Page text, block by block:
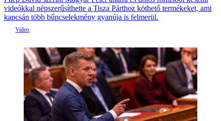
videókkal népszerűsíthette a Tisza Párthoz köthető termékeket, ami
kapcsán több bűncselekmény gyanúja is felmerül.